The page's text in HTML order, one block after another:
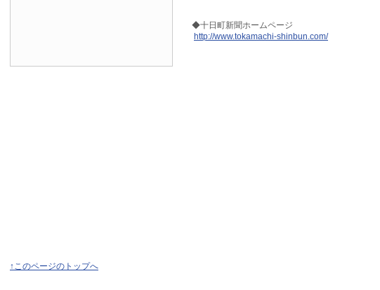
◆十日町新聞ホームページ
http://www.tokamachi-shinbun.com/
↑このページのトップへ